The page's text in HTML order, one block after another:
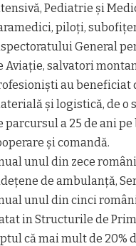
Pediatrie și
piloți,
General
Aviație, salvatori
au beneficiat
și logistică, de o
parcursul a 25 de ani
și comandă.
unul din zece
de ambulanță,
unul din cinci
in Structurile de
că mai mult de 20%